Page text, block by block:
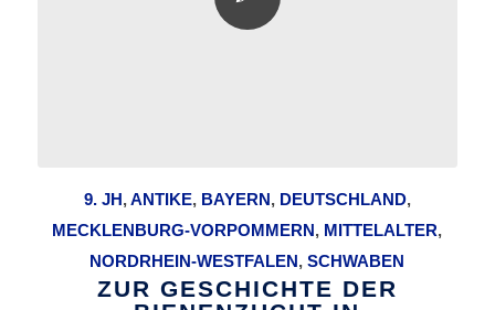
9. JH,ANTIKE, BAYERN, DEUTSCHLAND,
MECKLENBURG-VORPOMMERN, MITTELALTER,
NORDRHEIN-WESTFALEN,SCHWABEN
ZUR GESCHICHTE DER